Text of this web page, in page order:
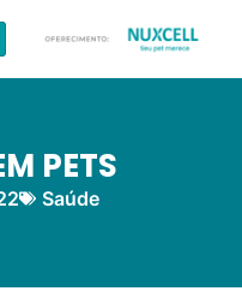
PETS
Saúde